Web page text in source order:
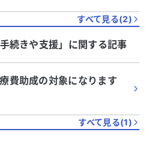
すべて見る(2)
手続きや支援」に関する記事
費助成の対象になります
すべて見る(1)